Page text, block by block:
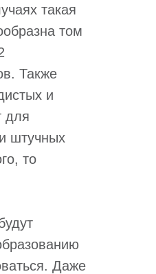
такая
том
Также
и
для
штучных
то
Даже